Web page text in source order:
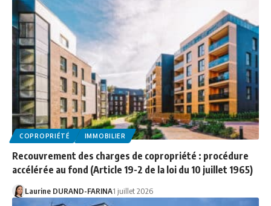
COPROPRIÉTÉ IMMOBILIER
Recouvrement des charges de copropriété : procédure
accélérée au fond (Article 19-2 de la loi du 10 juillet 1965)
Laurine DURAND-FARINA1 juillet 2026